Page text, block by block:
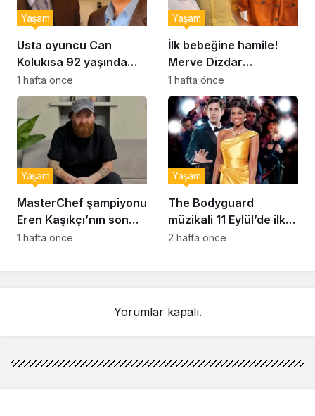
Usta oyuncu Can
Kolukısa 92 yaşında
hayatını kaybetti
Yaşam
1 hafta önce
İlk bebeğine hamile!
Merve Dizdar
sessizliğini bozdu: ‘İsim
bulmak çok zor’
Yaşam
1 hafta önce
MasterChef şampiyonu
Eren Kaşıkçı’nın son
anlarındaki kahreden
Yaşam
1 hafta önce
The Bodyguard
müzikali 11 Eylül’de ilk
kez Türkiye’de
Yaşam
2 hafta önce
Yorumlar kapalı.